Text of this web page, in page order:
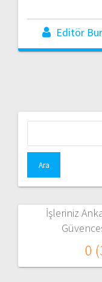
Editör
İşleriniz
0